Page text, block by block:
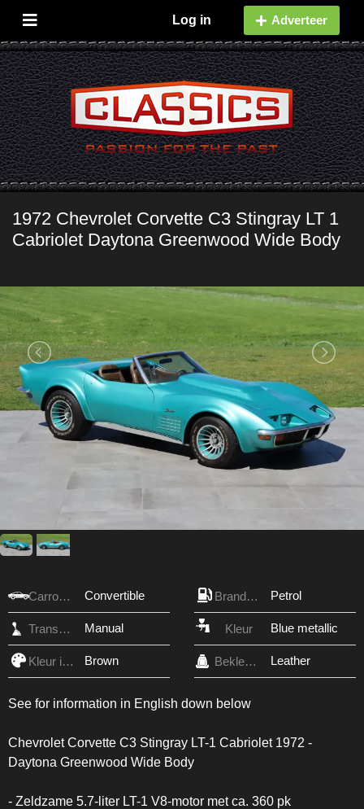
Log in Adverteer
1972 Chevrolet Corvette C3 Stingray LT 1
Cabriolet Daytona Greenwood Wide Body
Carrosserie Convertible Brandstof Petrol
Transmissie Manual Kleur Blue metallic
Kleur interieur Brown Bekleding Leather
See for information in English down below
Chevrolet Corvette C3 Stingray LT-1 Cabriolet 1972 -
Daytona Greenwood Wide Body
- Zeldzame 5.7-liter LT-1 V8-motor met ca. 360 pk